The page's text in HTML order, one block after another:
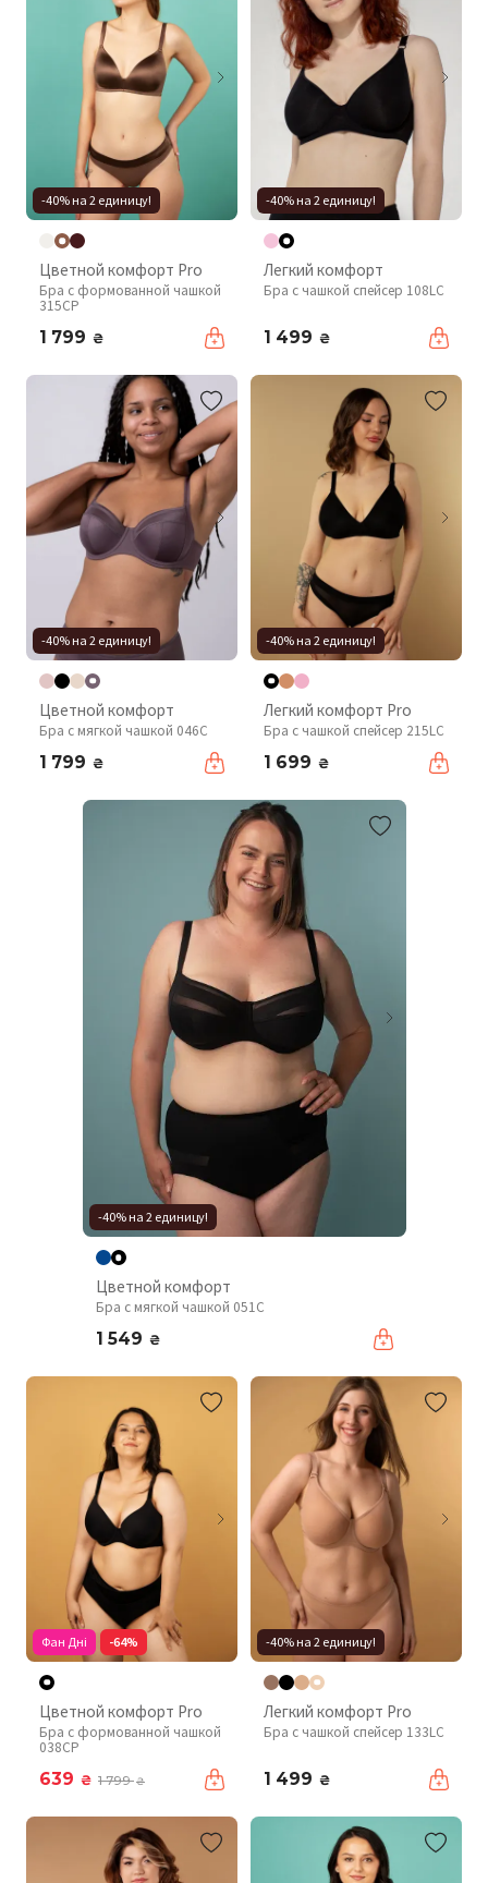
-40% на 2 единицу!
Цветной комфорт Pro
Бра с формованной чашкой
315CP
1 799 ₴
-40% на 2 единицу!
Легкий комфорт
Бра с чашкой спейсер 108LC
1 499 ₴
-40% на 2 единицу!
Цветной комфорт
Бра с мягкой чашкой 046C
1 799 ₴
-40% на 2 единицу!
Легкий комфорт Pro
Бра с чашкой спейсер 215LC
1 699 ₴
-40% на 2 единицу!
Цветной комфорт
Бра с мягкой чашкой 051C
1 549 ₴
Фан Дні -64%
Цветной комфорт Pro
Бра с формованной чашкой
038CP
639 ₴ 1 799₴
-40% на 2 единицу!
Легкий комфорт Pro
Бра с чашкой спейсер 133LC
1 499 ₴